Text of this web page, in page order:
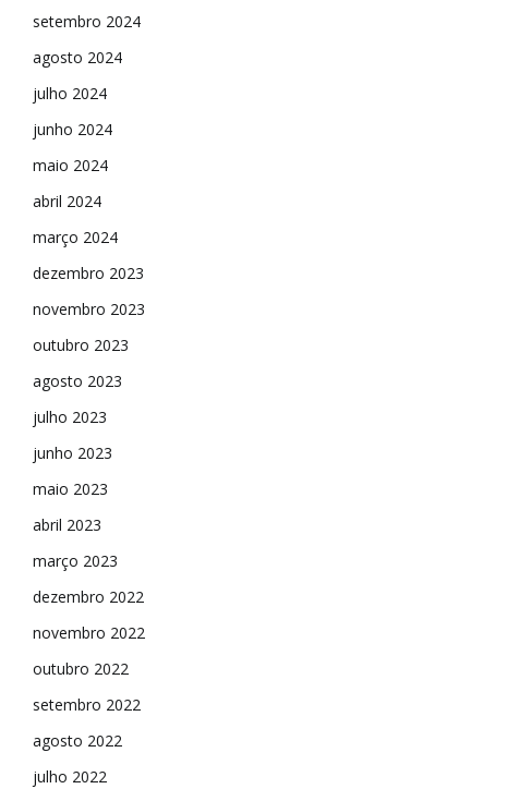
setembro 2024
agosto 2024
julho 2024
junho 2024
maio 2024
abril 2024
março 2024
dezembro 2023
novembro 2023
outubro 2023
agosto 2023
julho 2023
junho 2023
maio 2023
abril 2023
março 2023
dezembro 2022
novembro 2022
outubro 2022
setembro 2022
agosto 2022
julho 2022